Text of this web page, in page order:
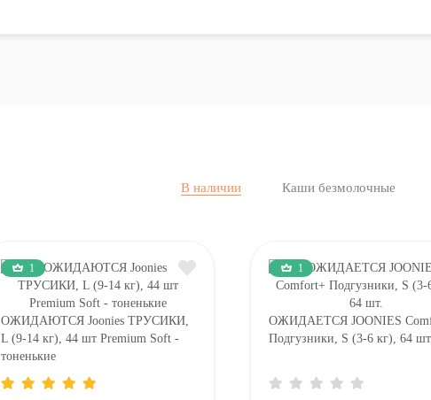
В наличии Каши безмолочные
1
ОЖИДАЮТСЯ Joonies ТРУСИКИ,
L (9-14 кг), 44 шт Premium Soft -
тоненькие
1
ОЖИДАЕТСЯ JOONIES
Подгузники, S (3-6 кг), 64 шт.